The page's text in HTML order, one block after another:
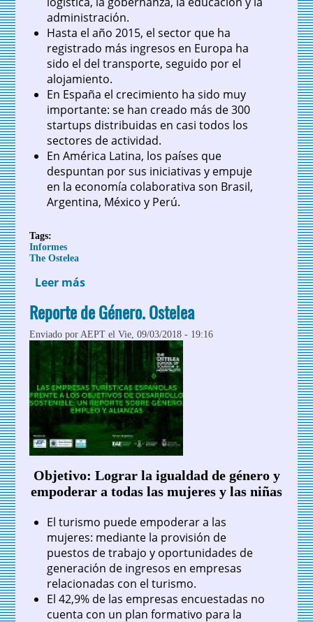
administración.
Hasta el año 2015, el sector que ha
registrado más ingresos en Europa ha
sido el del transporte, seguido por el
alojamiento.
En España el crecimiento ha sido muy
importante: se han creado más de 300
startups distribuidas en casi todos los
sectores de actividad.
En América Latina, los países que
despuntan por sus iniciativas y empuje
en la economía colaborativa son Brasil,
Argentina, México y Perú.
Tags:
Informes
The Ostelea
Leer más sobre Ostelea: Informe sobre economía
Reporte de Género. Ostelea
Enviado porAEPT el Vie, 09/03/2018 - 19:16
Objetivo: Lograr la igualdad de género y
empoderar a todas las mujeres y las niñas
El turismo puede empoderar a las
mujeres: mediante la provisión de
puestos de trabajo y oportunidades de
generación de ingresos en empresas
relacionadas con el turismo.
El 42,9% de las empresas encuestadas no
cuenta con un plan formativo para la